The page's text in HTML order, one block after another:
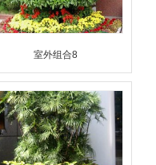
室外组合8